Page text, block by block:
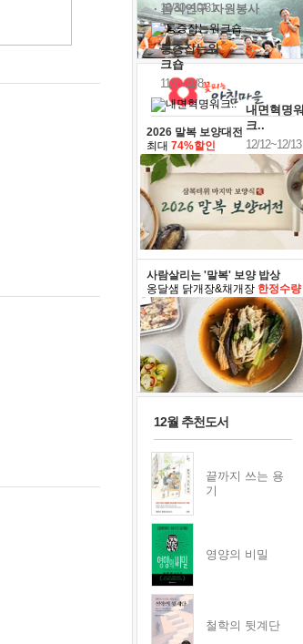
10/30~10/31
통증잡는워
크숍
11/7~11/8
내면혁명워
크..
12/12~12/13
· 음식연구 자원봉사
2026 말복 보양대전
최대 74%할인
사람살리는 '말복' 보양 밥상
옹달샘 닭개장&채개장 한정수량
12월 추천도서
끝까지 쓰는 용
기
영양의 비밀
철학의 뒷계단